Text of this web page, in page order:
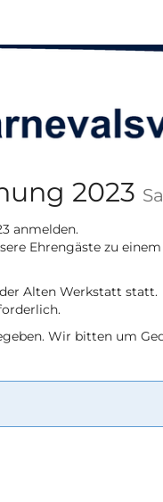
2023
anmelden.
Ehrengäste zu
Alten Werkstatt statt.
Wir bitten um